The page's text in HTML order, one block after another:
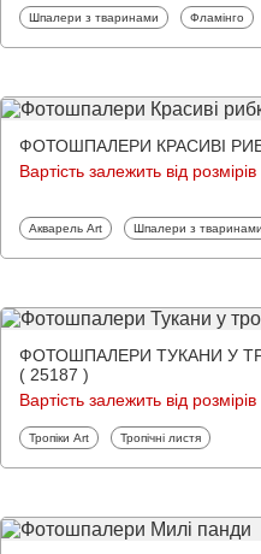
Фотошпалери
Шпалери з тваринами Фламінго
ФОТОШПАЛЕРИ КРАСИВІ
Вартість залежить від розмірів
Фотошпалери
Акварель Art Фотошпалери
Шпалери з тваринами
ФОТОШПАЛЕРИ ТУКАНИ У
( 25187 )
Вартість залежить від розмірів
Фотошпалери
Тропіки Art Фотошпалери
Тропічні листя